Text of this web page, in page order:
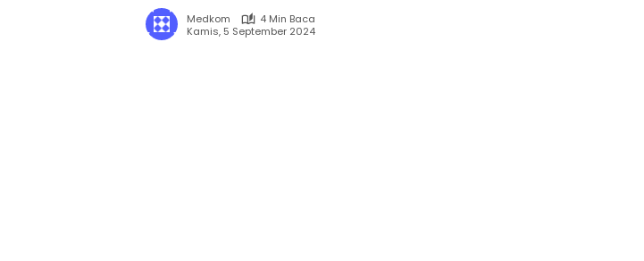
Medkom
4 Min Baca
Kamis, 5 September 2024